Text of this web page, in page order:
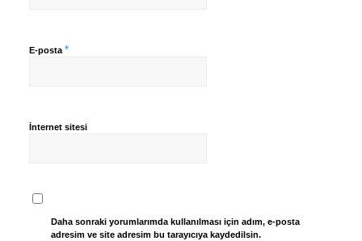
E-posta *
İnternet sitesi
Daha sonraki yorumlarımda kullanılması için adım, e-posta
adresim ve site adresim bu tarayıcıya kaydedilsin.